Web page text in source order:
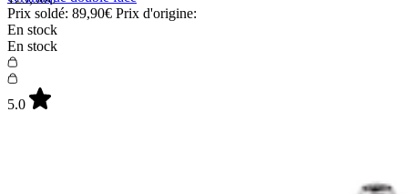
Prix soldé: 89,90€ Prix d'origine:
En stock
En stock
5.0